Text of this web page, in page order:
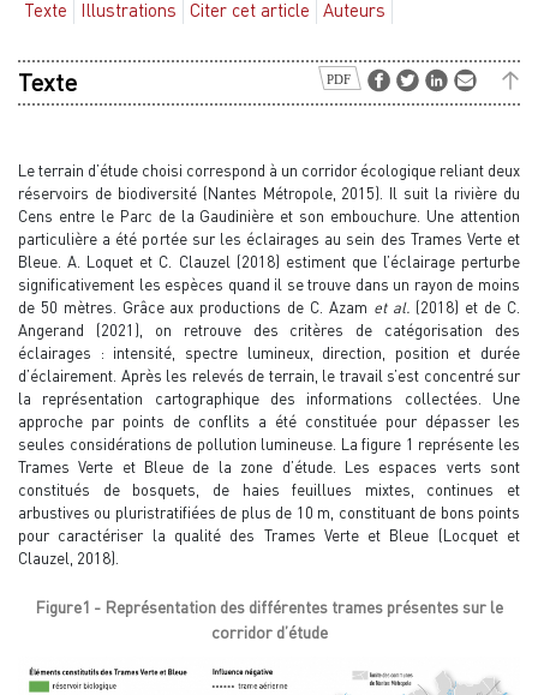
Texte Illustrations Citer cet article Auteurs
Texte
Le terrain d’étude choisi correspond à un corridor écologique reliant deux
réservoirs de biodiversité (Nantes Métropole, 2015). Il suit la rivière du
Cens entre le Parc de la Gaudinière et son embouchure. Une attention
particulière a été portée sur les éclairages au sein des Trames Verte et
Bleue. A. Loquet et C. Clauzel (2018) estiment que l’éclairage perturbe
significativement les espèces quand il se trouve dans un rayon de moins
de 50 mètres. Grâce aux productions de C. Azam et al. (2018) et de C.
Angerand (2021), on retrouve des critères de catégorisation des
éclairages : intensité, spectre lumineux, direction, position et durée
d’éclairement. Après les relevés de terrain, le travail s’est concentré sur
la représentation cartographique des informations collectées. Une
approche par points de conflits a été constituée pour dépasser les
seules considérations de pollution lumineuse. La figure 1 représente les
Trames Verte et Bleue de la zone d’étude. Les espaces verts sont
constitués de bosquets, de haies feuillues mixtes, continues et
arbustives ou pluristratifiées de plus de 10 m, constituant de bons points
pour caractériser la qualité des Trames Verte et Bleue (Locquet et
Clauzel, 2018).
Figure1 - Représentation des différentes trames présentes sur le
corridor d’étude